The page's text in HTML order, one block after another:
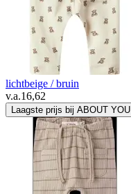
lichtbeige / bruin
v.a.16,62
Laagste prijs bij ABOUT YOU